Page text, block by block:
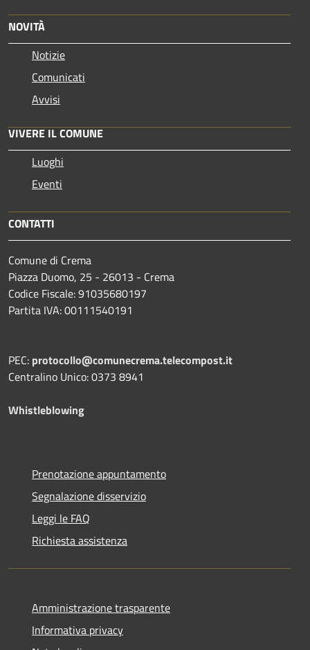
NOVITÀ
Notizie
Comunicati
Avvisi
VIVERE IL COMUNE
Luoghi
Eventi
CONTATTI
Comune di Crema
Piazza Duomo, 25 - 26013 - Crema
Codice Fiscale: 91035680197
Partita IVA: 00111540191
PEC: protocollo@comunecrema.telecompost.it
Centralino Unico: 0373 8941
Whistleblowing
Prenotazione appuntamento
Segnalazione disservizio
Leggi le FAQ
Richiesta assistenza
Amministrazione trasparente
Informativa privacy